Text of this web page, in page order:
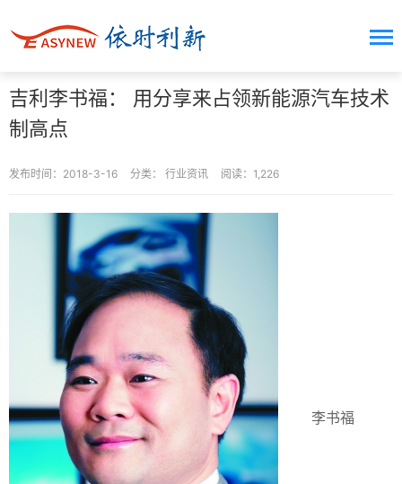
吉利李书福： 用分享来占领新能源汽车技术
制高点
发布时间：2018-3-16 分类： 行业资讯 阅读：1,226
李书福